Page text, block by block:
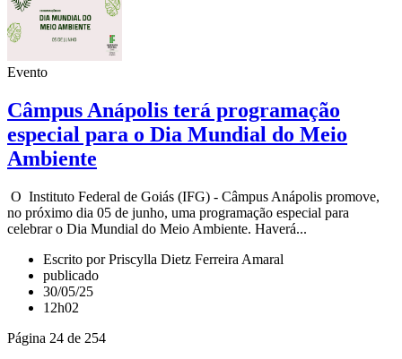
Evento
Câmpus Anápolis terá programação
especial para o Dia Mundial do Meio
Ambiente
O Instituto Federal de Goiás (IFG) - Câmpus Anápolis promove,
no próximo dia 05 de junho, uma programação especial para
celebrar o Dia Mundial do Meio Ambiente. Haverá...
Escrito por Priscylla Dietz Ferreira Amaral
publicado
30/05/25
12h02
Página 24 de 254